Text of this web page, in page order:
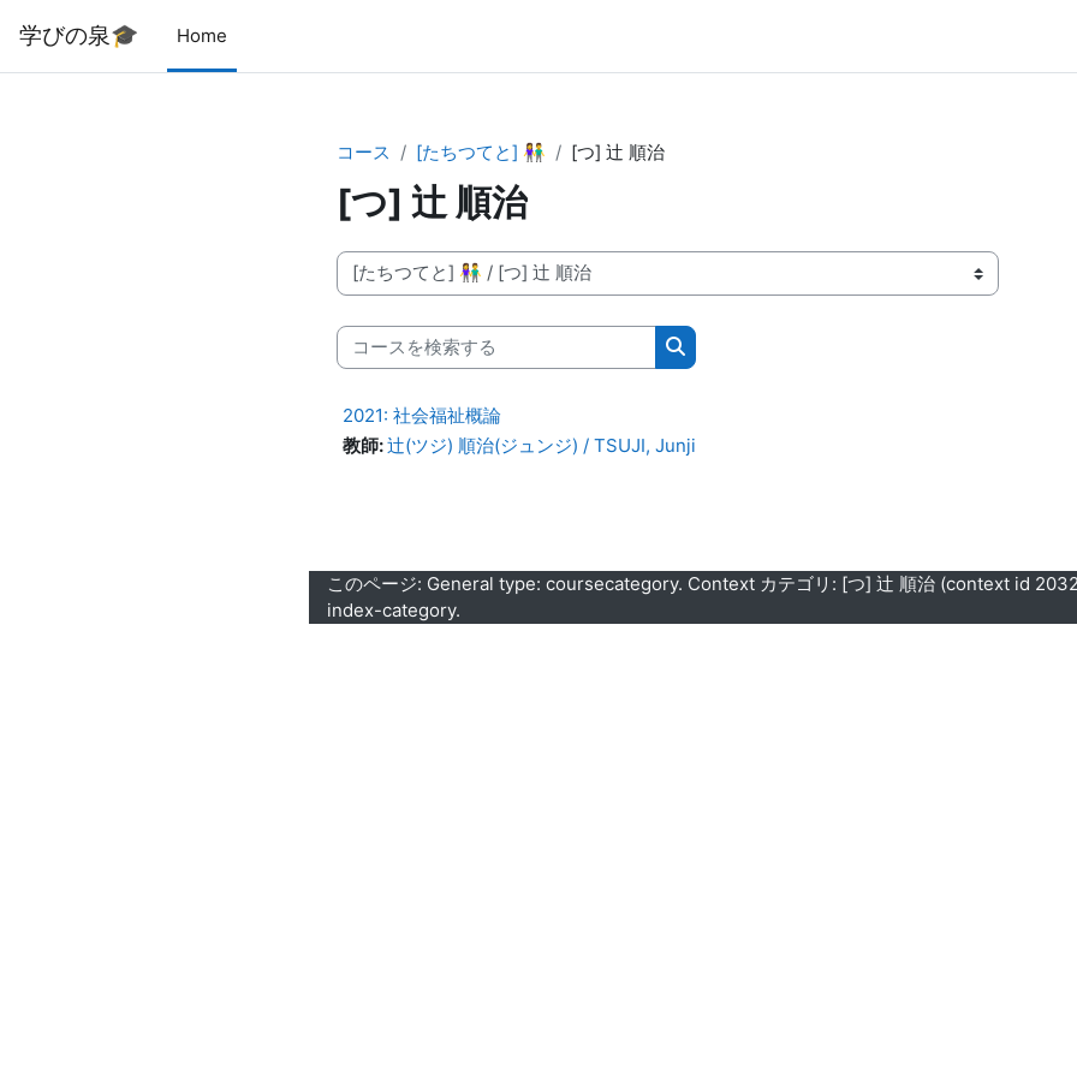
学びの泉🎓 Home
コース [たちつてと] 👫 [つ] 辻 順治
[つ] 辻 順治
コースカテゴリ
コースを検索する
コースを検索する
2021: 社会福祉概論
教師:辻(ツジ) 順治(ジュンジ) / TSUJI, Junji
このページ: General type: coursecategory. Context カテゴリ: [つ] 辻 順治 (context id
index-category.